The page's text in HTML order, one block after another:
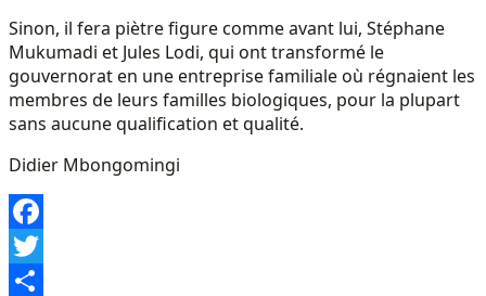
Sinon, il fera piètre figure comme avant lui, Stéphane
Mukumadi et Jules Lodi, qui ont transformé le
gouvernorat en une entreprise familiale où régnaient les
membres de leurs familles biologiques, pour la plupart
sans aucune qualification et qualité.
Didier Mbongomingi
Facebook
Twitter